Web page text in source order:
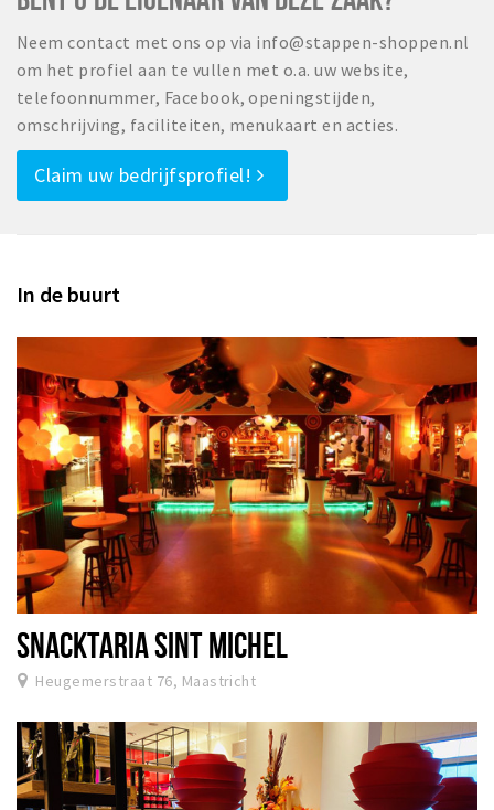
Neem contact met ons op via info@stappen-shoppen.nl
om het profiel aan te vullen met o.a. uw website,
telefoonnummer, Facebook, openingstijden,
omschrijving, faciliteiten, menukaart en acties.
Claim uw bedrijfsprofiel!
In de buurt
SNACKTARIA SINT MICHEL
Heugemerstraat 76, Maastricht